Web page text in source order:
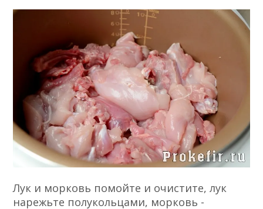
Лук и морковь помойте и очистите, лук
нарежьте полукольцами, морковь -